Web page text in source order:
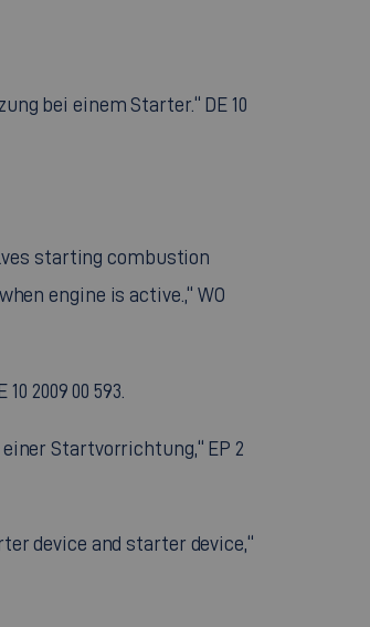
bei einem Starter.“ DE 10
starting combustion
engine is active.,“ WO
2009 00 593.
Startvorrichtung,“ EP 2
device and starter device,“